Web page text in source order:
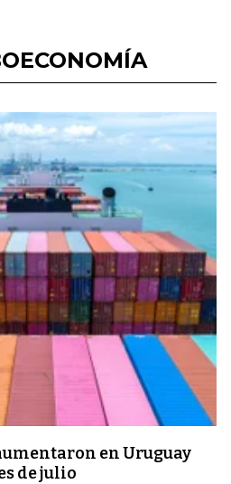
en Uruguay
de julio